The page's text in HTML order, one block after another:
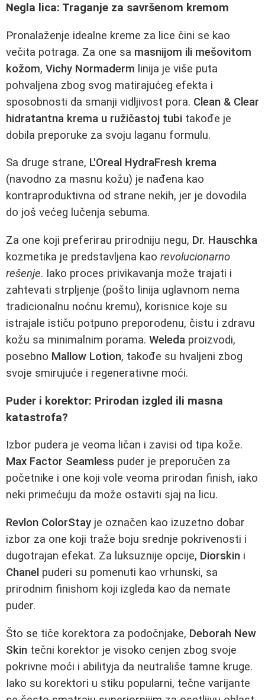
Negla lica: Traganje za savršenom kremom
Pronalaženje idealne kreme za lice čini se kao
večita potraga. Za one sa masnijom ili mešovitom
kožom, Vichy Normaderm linija je više puta
pohvaljena zbog svog matirajućeg efekta i
sposobnosti da smanji vidljivost pora. Clean & Clear
hidratantna krema u ružičastoj tubi takođe je
dobila preporuke za svoju laganu formulu.
Sa druge strane, L'Oreal HydraFresh krema
(navodno za masnu kožu) je nađena kao
kontraproduktivna od strane nekih, jer je dovodila
do još većeg lučenja sebuma.
Za one koji preferirau prirodniju negu, Dr. Hauschka
kozmetika je predstavljena kao revolucionarno
rešenje. Iako proces privikavanja može trajati i
zahtevati strpljenje (pošto linija uglavnom nema
tradicionalnu noćnu kremu), korisnice koje su
istrajale ističu potpuno preporodenu, čistu i zdravu
kožu sa minimalnim porama. Weleda proizvodi,
posebno Mallow Lotion, takođe su hvaljeni zbog
svoje smirujuće i regenerativne moći.
Puder i korektor: Prirodan izgled ili masna
katastrofa?
Izbor pudera je veoma ličan i zavisi od tipa kože.
Max Factor Seamless puder je preporučen za
početnike i one koji vole veoma prirodan finish, iako
neki primećuju da može ostaviti sjaj na licu.
Revlon ColorStay je označen kao izuzetno dobar
izbor za one koji traže boju srednje pokrivenosti i
dugotrajan efekat. Za luksuznije opcije, Diorskin i
Chanel puderi su pomenuti kao vrhunski, sa
prirodnim finishom koji izgleda kao da nemate
puder.
Što se tiče korektora za podočnjake, Deborah New
Skin tečni korektor je visoko cenjen zbog svoje
pokrivne moći i abilityja da neutrališe tamne kruge.
Iako su korektori u stiku popularni, tečne varijante